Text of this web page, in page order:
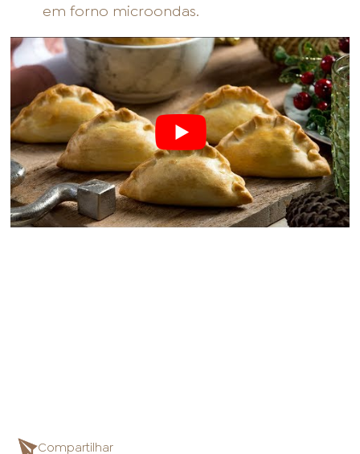
em forno microondas.
Compartilhar